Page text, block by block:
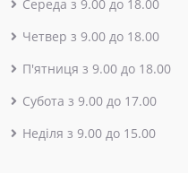
Середа з 9.00 до 18.00
Четвер з 9.00 до 18.00
П'ятниця з 9.00 до 18.00
Субота з 9.00 до 17.00
Неділя з 9.00 до 15.00